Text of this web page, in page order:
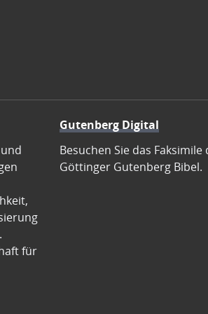
für
Gutenberg Digital
Besuchen Sie das Faksimile
Göttinger Gutenberg Bibel.